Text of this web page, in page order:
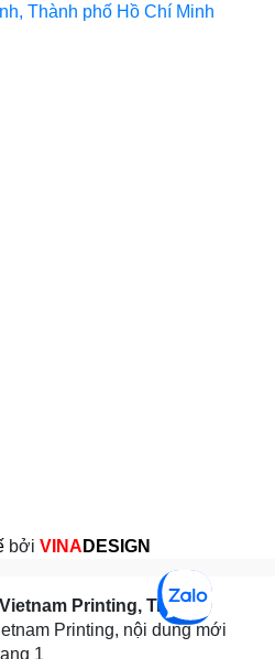
Thành phố Hồ Chí Minh
bởi VINA DESIGN
Printing, Trang 1
Printing, nội dung mới
1